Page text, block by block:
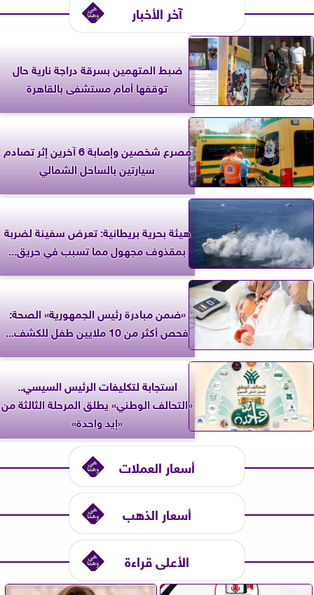
آخر الأخبار
ضبط المتهمين بسرقة دراجة نارية حال
توقفها أمام مستشفى بالقاهرة
مصرع شخصين وإصابة 6 آخرين إثر تصادم
سيارتين بالساحل الشمالي
‎هيئة بحرية بريطانية: تعرض سفينة لضربة
بمقذوف مجهول مما تسبب في حريق...
«ضمن مبادرة رئيس الجمهورية» الصحة:
فحص أكثر من 10 ملايين طفل للكشف...
استجابة لتكليفات الرئيس السيسي..
«التحالف الوطني» يطلق المرحلة الثالثة من
«إيد واحدة»
أسعار العملات
أسعار الذهب
الأعلى قراءة